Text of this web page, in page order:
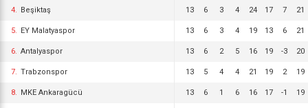
4. Beşiktaş 13 6 3 4 24 17 7 21
5. EY Malatyaspor 13 6 3 4 19 13 6 21
6. Antalyaspor 13 6 2 5 16 19 -3 20
7. Trabzonspor 13 5 4 4 21 19 2 19
8. MKE Ankaragücü 13 6 1 6 16 17 -1 19